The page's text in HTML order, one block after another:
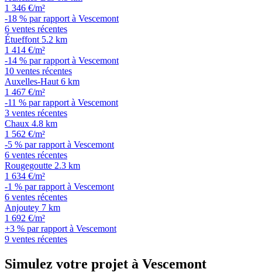
1 346 €/m²
-18 % par rapport à Vescemont
6 ventes récentes
Étueffont 5.2 km
1 414 €/m²
-14 % par rapport à Vescemont
10 ventes récentes
Auxelles-Haut 6 km
1 467 €/m²
-11 % par rapport à Vescemont
3 ventes récentes
Chaux 4.8 km
1 562 €/m²
-5 % par rapport à Vescemont
6 ventes récentes
Rougegoutte 2.3 km
1 634 €/m²
-1 % par rapport à Vescemont
6 ventes récentes
Anjoutey 7 km
1 692 €/m²
+3 % par rapport à Vescemont
9 ventes récentes
Simulez votre projet à Vescemont